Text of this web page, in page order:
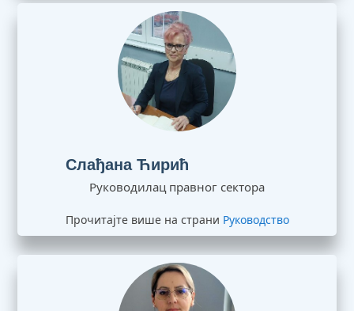
Слађана Ћирић
Руководилац правног сектора
Прочитајте више на страни Руководство